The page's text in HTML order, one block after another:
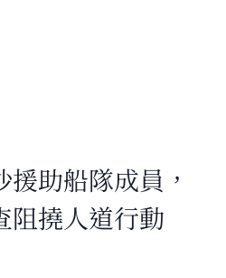
助船隊成員，
阻撓人道行動